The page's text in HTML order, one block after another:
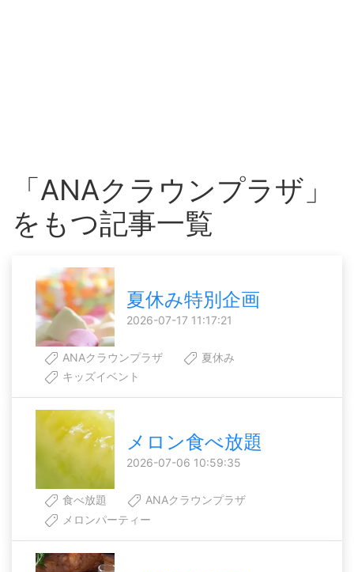
「ANAクラウンプラザ」
をもつ記事一覧
夏休み特別企画
2026-07-17 11:17:21
ANAクラウンプラザ
夏休み
キッズイベント
メロン食べ放題
2026-07-06 10:59:35
食べ放題
ANAクラウンプラザ
メロンパーティー